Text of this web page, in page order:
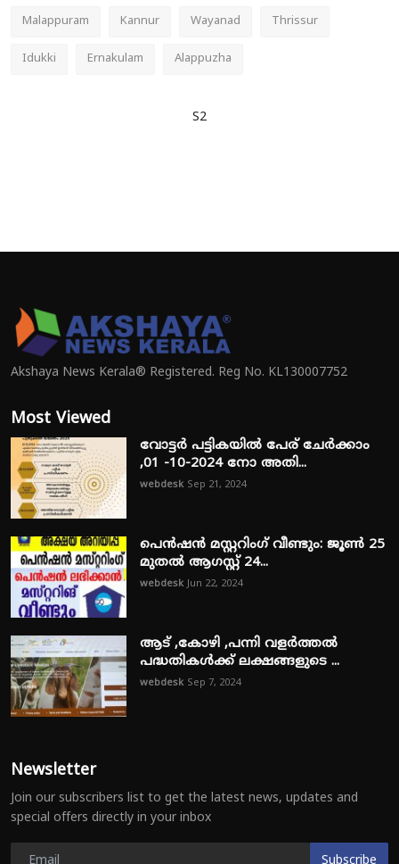
Malappuram Kannur Wayanad Thrissur
Idukki Ernakulam Alappuzha
S2
Akshaya News Kerala® Registered. Reg No. KL130007752
Most Viewed
വോട്ടർ പട്ടികയിൽ പേര് ചേർക്കാം
,01 -10-2024 നോ അതി...
webdesk Sep 21, 2024
പെൻഷൻ മസ്റ്ററിംഗ് വീണ്ടും: ജൂൺ 25
മുതൽ ആഗസ്റ്റ് 24...
webdesk Jun 22, 2024
ആട് ,കോഴി ,പന്നി വളർത്തൽ
പദ്ധതികൾക്ക് ലക്ഷങ്ങളുടെ ...
webdesk Sep 7, 2024
Newsletter
Join our subscribers list to get the latest news, updates and
special offers directly in your inbox